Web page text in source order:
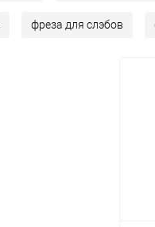
фреза для слэбов